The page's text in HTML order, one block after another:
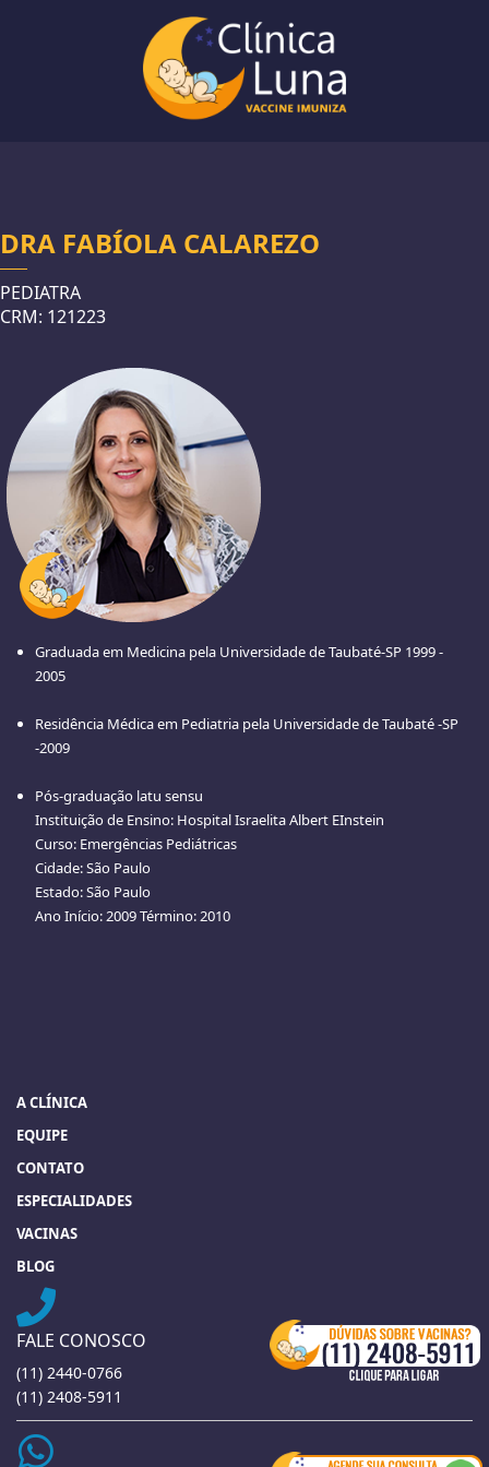
DRA FABÍOLA CALAREZO
PEDIATRA
CRM: 121223
Graduada em Medicina pela Universidade de Taubaté-SP 1999 -
2005
Residência Médica em Pediatria pela Universidade de Taubaté -SP
-2009
Pós-graduação latu sensu
Instituição de Ensino: Hospital Israelita Albert EInstein
Curso: Emergências Pediátricas
Cidade: São Paulo
Estado: São Paulo
Ano Início: 2009 Término: 2010
A CLÍNICA
EQUIPE
CONTATO
ESPECIALIDADES
VACINAS
BLOG
FALE CONOSCO
(11) 2440-0766
(11) 2408-5911